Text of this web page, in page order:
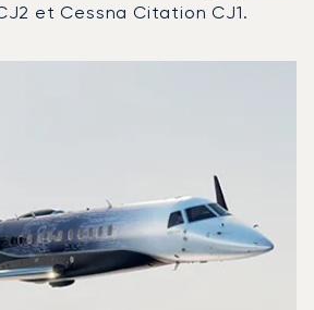
et Cessna Citation CJ1.